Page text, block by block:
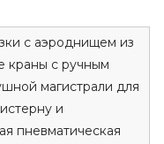
с аэроднищем из
краны с ручным
магистрали для
и
пневматическая